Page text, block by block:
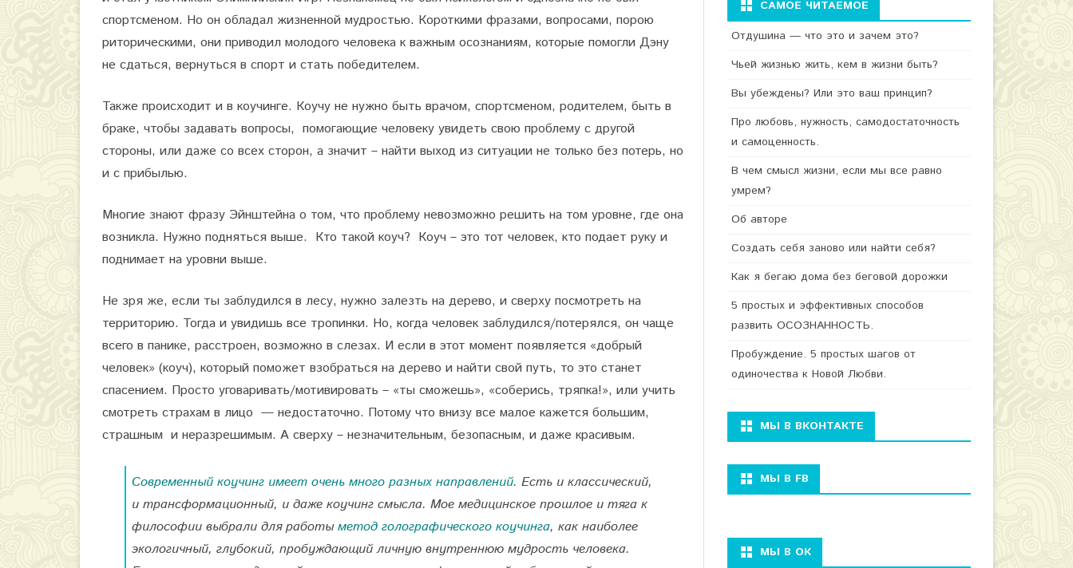
о
о
у
спортсменом. Но он обладал жизненной мудростью. Короткими фразами, вопросами, порою
риторическими, они приводил молодого человека к важным осознаниям, которые помогли Дэну
не сдаться, вернуться в спорт и стать победителем.
Также происходит и в коучинге. Коучу не нужно быть врачом, спортсменом, родителем, быть в
браке, чтобы задавать вопросы, помогающие человеку увидеть свою проблему с другой
стороны, или даже со всех сторон, а значит – найти выход из ситуации не только без потерь, но
и с прибылью.
Многие знают фразу Эйнштейна о том, что проблему невозможно решить на том уровне, где она
возникла. Нужно подняться выше. Кто такой коуч? Коуч – это тот человек, кто подает руку и
поднимает на уровни выше.
Не зря же, если ты заблудился в лесу, нужно залезть на дерево, и сверху посмотреть на
территорию. Тогда и увидишь все тропинки. Но, когда человек заблудился/потерялся, он чаще
всего в панике, расстроен, возможно в слезах. И если в этот момент появляется «добрый
человек» (коуч), который поможет взобраться на дерево и найти свой путь, то это станет
спасением. Просто уговаривать/мотивировать – «ты сможешь», «соберись, тряпка!», или учить
смотреть страхам в лицо — недостаточно. Потому что внизу все малое кажется большим,
страшным и неразрешимым. А сверху – незначительным, безопасным, и даже красивым.
Современный коучинг имеет очень много разных направлений. Есть и классический,
и трансформационный, и даже коучинг смысла. Мое медицинское прошлое и тяга к
философии выбрали для работыметод голографического коучинга, как наиболее
экологичный, глубокий, пробуждающий личную внутреннюю мудрость человека.
САМОЕ ЧИТАЕМОЕ
Отдушина — что это и зачем это?
Чьей жизнью жить, кем в жизни быть?
Вы убеждены? Или это ваш принцип?
Про любовь, нужность, самодостаточность
и самоценность.
В чем смысл жизни, если мы все равно
умрем?
Об авторе
Создать себя заново или найти себя?
Как я бегаю дома без беговой дорожки
5 простых и эффективных способов
развить ОСОЗНАННОСТЬ.
Пробуждение. 5 простых шагов от
одиночества к Новой Любви.
МЫ В ВКОНТАКТЕ
МЫ В FB
МЫ В ОК